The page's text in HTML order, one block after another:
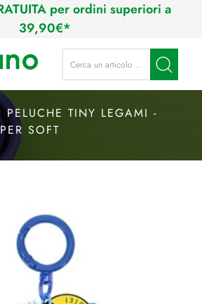
per ordini superiori a
39,90€*
La modifica di un filtro
PELUCHE TINY LEGAMI -
SOFT